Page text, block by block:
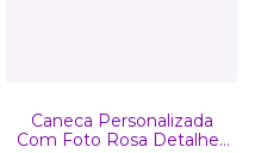
Caneca Personalizada
Com Foto Rosa Detalhes